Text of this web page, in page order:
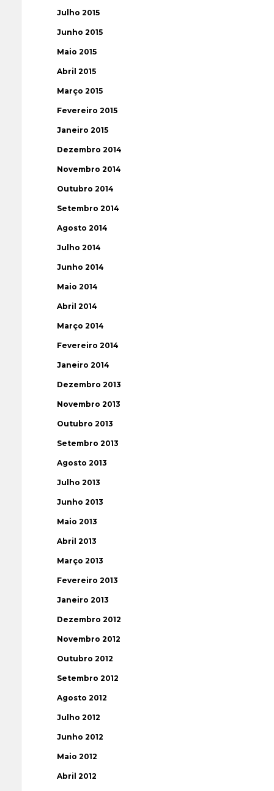
Julho 2015
Junho 2015
Maio 2015
Abril 2015
Março 2015
Fevereiro 2015
Janeiro 2015
Dezembro 2014
Novembro 2014
Outubro 2014
Setembro 2014
Agosto 2014
Julho 2014
Junho 2014
Maio 2014
Abril 2014
Março 2014
Fevereiro 2014
Janeiro 2014
Dezembro 2013
Novembro 2013
Outubro 2013
Setembro 2013
Agosto 2013
Julho 2013
Junho 2013
Maio 2013
Abril 2013
Março 2013
Fevereiro 2013
Janeiro 2013
Dezembro 2012
Novembro 2012
Outubro 2012
Setembro 2012
Agosto 2012
Julho 2012
Junho 2012
Maio 2012
Abril 2012